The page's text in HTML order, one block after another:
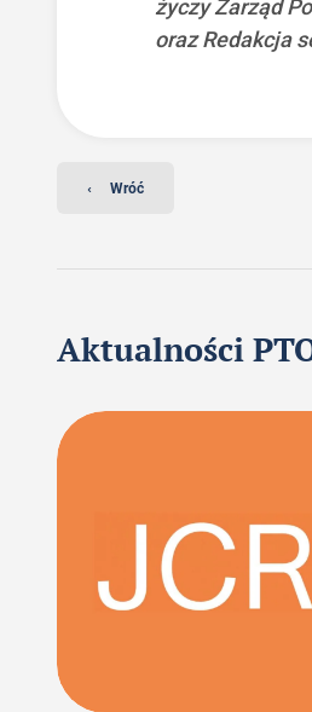
życzy Zarząd
oraz Redakcja
‹ Wróć
Aktualności